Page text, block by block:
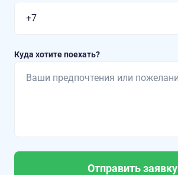
Куда хотите поехать?
Отправить заявку